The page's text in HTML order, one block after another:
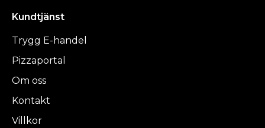
Kundtjänst
Trygg E-handel
Pizzaportal
Om oss
Kontakt
Villkor